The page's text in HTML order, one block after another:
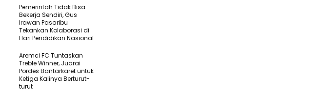
Pemerintah Tidak Bisa
Bekerja Sendiri, Gus
Irawan Pasaribu
Tekankan Kolaborasi di
Hari Pendidikan Nasional
Aremci FC Tuntaskan
Treble Winner, Juarai
Pordes Bantarkaret untuk
Ketiga Kalinya Berturut-
turut